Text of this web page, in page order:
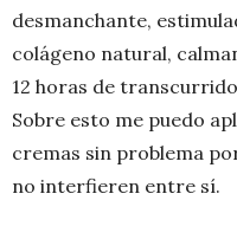
desmanchante,
colágeno natural,
12 horas de
Sobre esto me puedo
cremas sin problema
no interfieren entre sí.